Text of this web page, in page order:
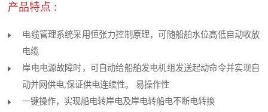
产品特点 :
电缆管理系统采用恒张力控制原理，可随船舶水位高低自动收放
电缆
岸电电源故障时，可自动给船舶发电机组发送起动命令并实现自
动并网供电,保证供电连续性。 易操作性
一键操作，实现船电转岸电及岸电转船电不断电转换